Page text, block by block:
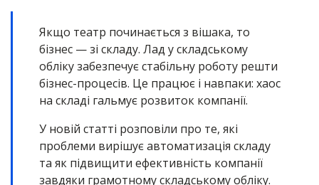
Якщо театр починається з вішака, то
бізнес — зі складу. Лад у складському
обліку забезпечує стабільну роботу решти
бізнес-процесів. Це працює і навпаки: хаос
на складі гальмує розвиток компанії.
У новій статті розповіли про те, які
проблеми вирішує автоматизація складу
та як підвищити ефективність компанії
завдяки грамотному складському обліку.